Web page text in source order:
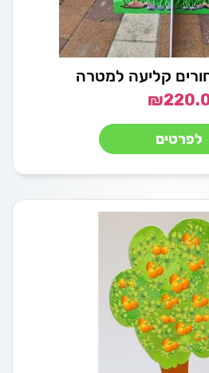
קליעה למטרה
₪
לפרטים